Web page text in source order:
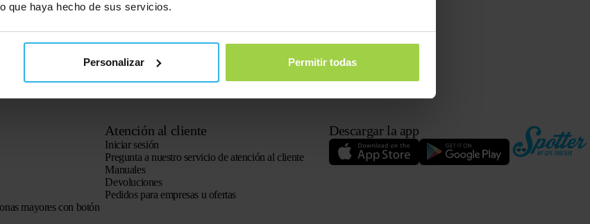
que haya hecho de sus servicios.
Personalizar Permitir todas
mayores con botón
Atención al cliente
Iniciar sesión
Pregunta a nuestro servicio de atención al cliente
Manuales
Devoluciones
Pedidos para empresas u ofertas
Descargar la app